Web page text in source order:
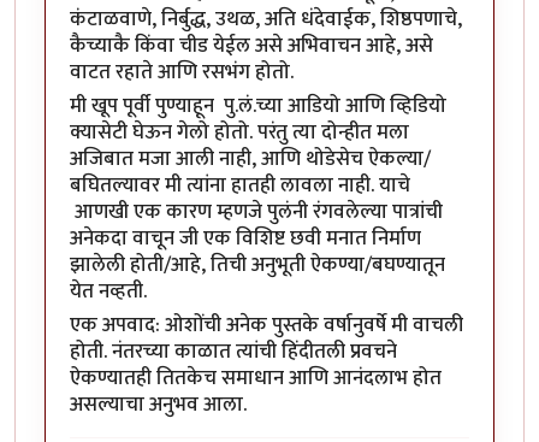
कंटाळवाणे, निर्बुद्ध, उथळ, अति धंदेवाईक, शिष्ठपणाचे,
कैच्याकै किंवा चीड येईल असे अभिवाचन आहे, असे
वाटत रहाते आणि रसभंग होतो.
मी खूप पूर्वी पुण्याहून पु.लं.च्या आडियो आणि व्हिडियो
क्यासेटी घेऊन गेलो होतो. परंतु त्या दोन्हीत मला
अजिबात मजा आली नाही, आणि थोडेसेच ऐकल्या/
बघितल्यावर मी त्यांना हातही लावला नाही. याचे
आणखी एक कारण म्हणजे पुलंनी रंगवलेल्या पात्रांची
अनेकदा वाचून जी एक विशिष्ट छवी मनात निर्माण
झालेली होती/आहे, तिची अनुभूती ऐकण्या/बघण्यातून
येत नव्हती.
एक अपवाद: ओशोंची अनेक पुस्तके वर्षानुवर्षे मी वाचली
होती. नंतरच्या काळात त्यांची हिंदीतली प्रवचने
ऐकण्यातही तितकेच समाधान आणि आनंदलाभ होत
असल्याचा अनुभव आला.